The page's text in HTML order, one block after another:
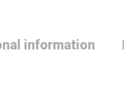
information